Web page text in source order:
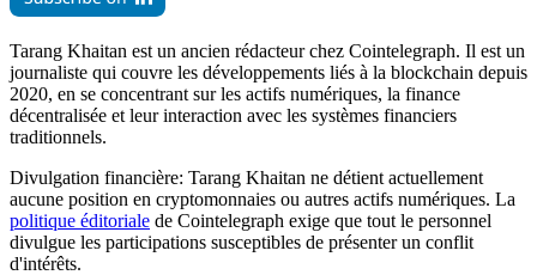
Tarang Khaitan est un ancien rédacteur chez Cointelegraph. Il est un
journaliste qui couvre les développements liés à la blockchain depuis
2020, en se concentrant sur les actifs numériques, la finance
décentralisée et leur interaction avec les systèmes financiers
traditionnels.
Divulgation financière: Tarang Khaitan ne détient actuellement
aucune position en cryptomonnaies ou autres actifs numériques. La
politique éditoriale de Cointelegraph exige que tout le personnel
divulgue les participations susceptibles de présenter un conflit
d'intérêts.